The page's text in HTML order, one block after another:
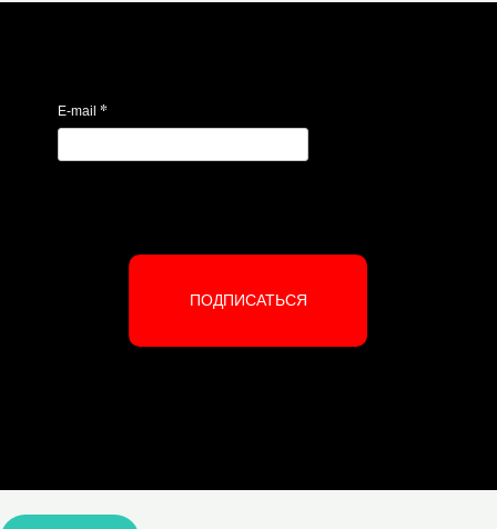
E-mail *
ПОДПИСАТЬСЯ